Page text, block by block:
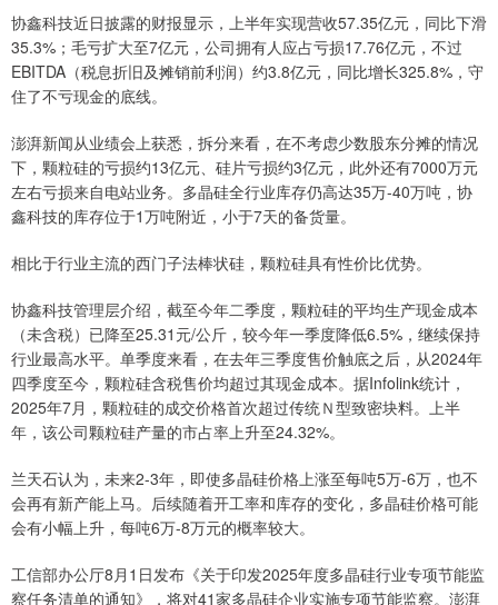
协鑫科技近日披露的财报显示，上半年实现营收57.35亿元，同比下滑
35.3%；毛亏扩大至7亿元，公司拥有人应占亏损17.76亿元，不过
EBITDA（税息折旧及摊销前利润）约3.8亿元，同比增长325.8%，守
住了不亏现金的底线。
澎湃新闻从业绩会上获悉，拆分来看，在不考虑少数股东分摊的情况
下，颗粒硅的亏损约13亿元、硅片亏损约3亿元，此外还有7000万元
左右亏损来自电站业务。多晶硅全行业库存仍高达35万-40万吨，协
鑫科技的库存位于1万吨附近，小于7天的备货量。
相比于行业主流的西门子法棒状硅，颗粒硅具有性价比优势。
协鑫科技管理层介绍，截至今年二季度，颗粒硅的平均生产现金成本
（未含税）已降至25.31元/公斤，较今年一季度降低6.5%，继续保持
行业最高水平。单季度来看，在去年三季度售价触底之后，从2024年
四季度至今，颗粒硅含税售价均超过其现金成本。据Infolink统计，
2025年7月，颗粒硅的成交价格首次超过传统Ｎ型致密块料。上半
年，该公司颗粒硅产量的市占率上升至24.32%。
兰天石认为，未来2-3年，即使多晶硅价格上涨至每吨5万-6万，也不
会再有新产能上马。后续随着开工率和库存的变化，多晶硅价格可能
会有小幅上升，每吨6万-8万元的概率较大。
工信部办公厅8月1日发布《关于印发2025年度多晶硅行业专项节能监
察任务清单的通知》，将对41家多晶硅企业实施专项节能监察。澎湃